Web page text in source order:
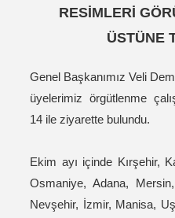
RESİMLERİ
ÜSTÜNE
Genel Başkanımız Veli
üyelerimiz örgütlenme
14 ile ziyarette bulundu.
Ekim ayı içinde Kırşehir,
Osmaniye, Adana,
Nevşehir, İzmir, Manisa,